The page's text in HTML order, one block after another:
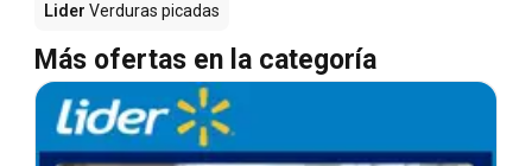
Lider Verduras picadas
Más ofertas en la categoría